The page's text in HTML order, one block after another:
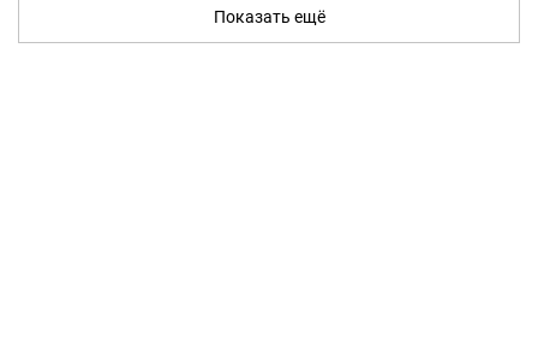
Показать ещё